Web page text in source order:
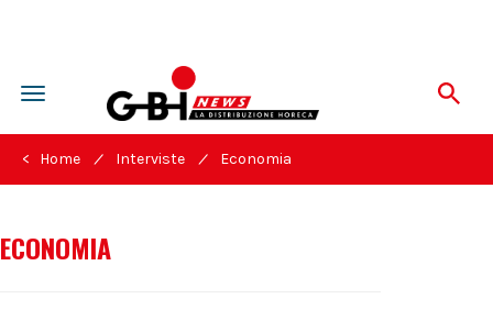
Toggle
navigation
< Home / Interviste / Economia
ECONOMIA